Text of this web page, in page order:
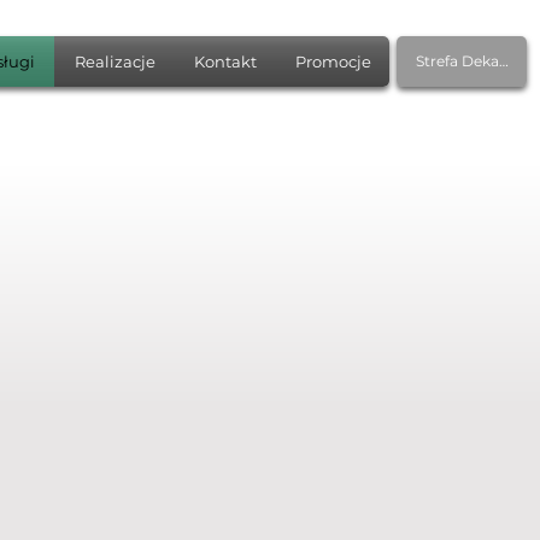
Realizacje Kontakt Promocje Strefa Dekarza